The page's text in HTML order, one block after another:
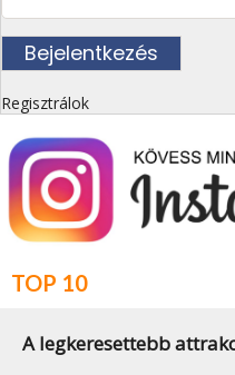
Regisztrálok
TOP 10
A legkeresettebb